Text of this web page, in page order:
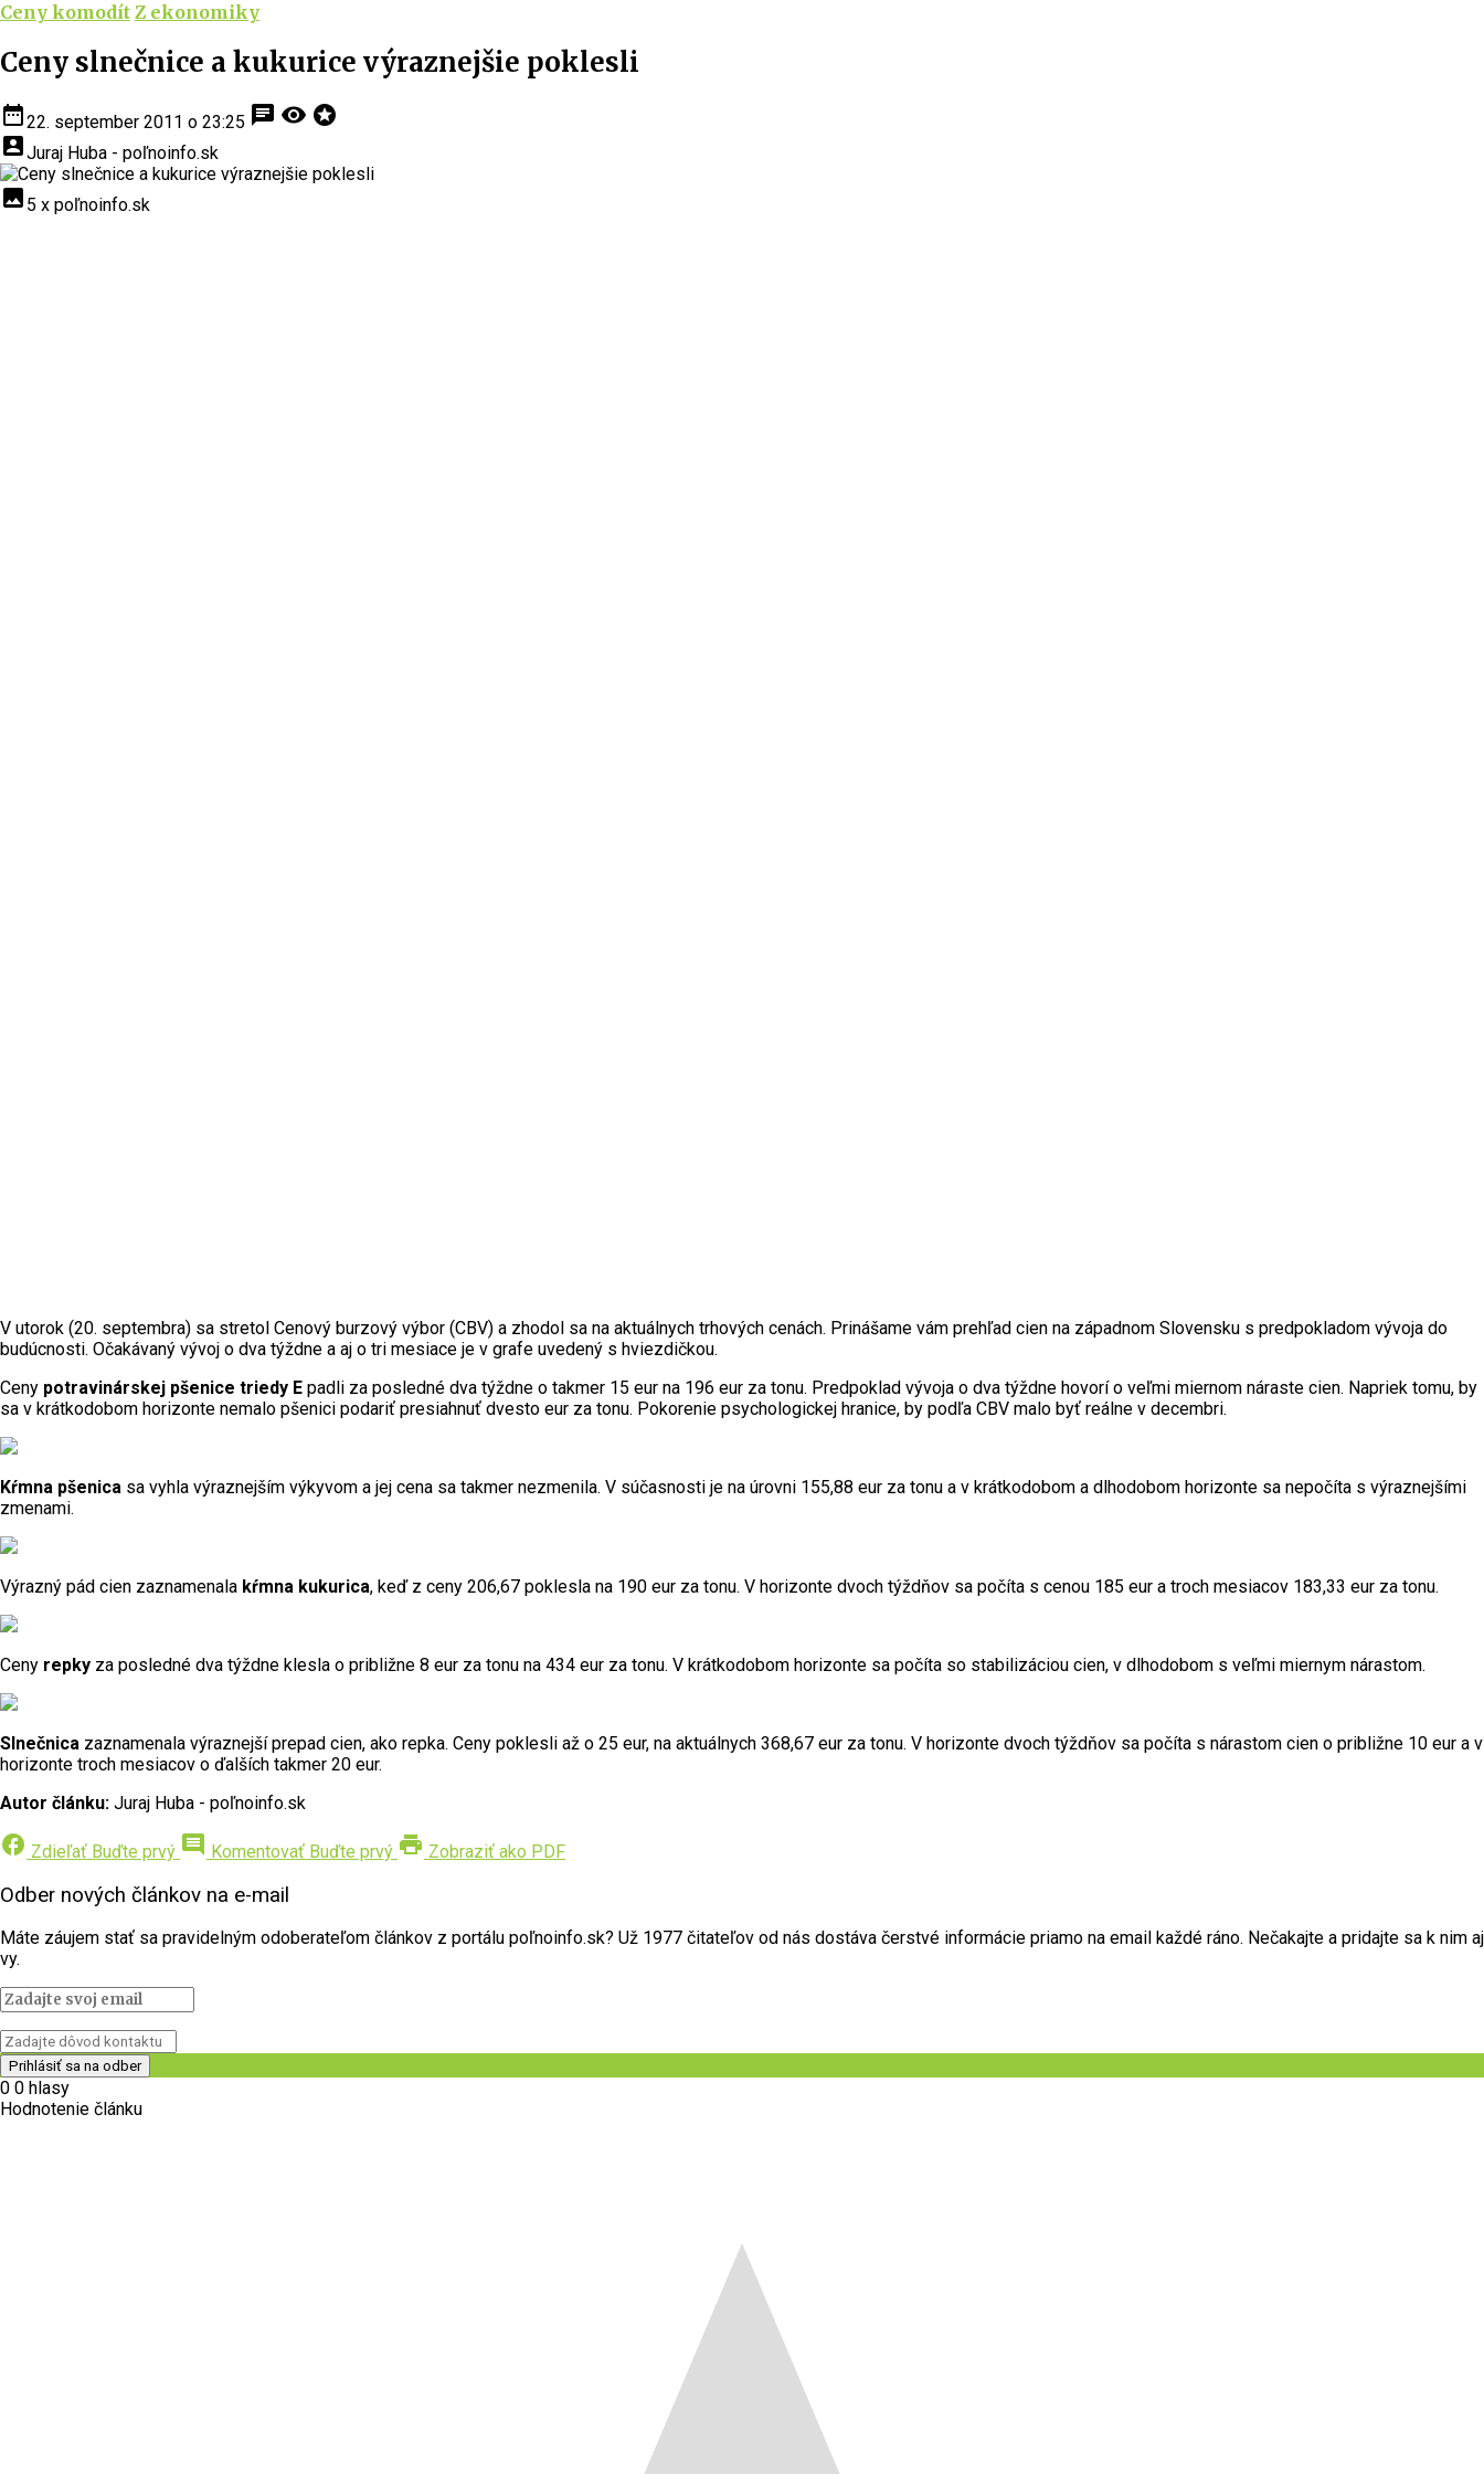
Ceny komodít Z ekonomiky
Ceny slnečnice a kukurice výraznejšie poklesli
date_range22. september 2011 o 23:25 chat visibility stars
account_boxJuraj Huba - poľnoinfo.sk
insert_photo 5 x poľnoinfo.sk
V utorok (20. septembra) sa stretol Cenový burzový výbor (CBV) a zhodol sa na aktuálnych trhových cenách. Prinášame vám prehľad cien na západnom Slovensku s predpokladom vývoja do
budúcnosti. Očakávaný vývoj o dva týždne a aj o tri mesiace je v grafe uvedený s hviezdičkou.
Ceny potravinárskej pšenice triedy E padli za posledné dva týždne o takmer 15 eur na 196 eur za tonu. Predpoklad vývoja o dva týždne hovorí o veľmi miernom náraste cien. Napriek tomu, by
sa v krátkodobom horizonte nemalo pšenici podariť presiahnuť dvesto eur za tonu. Pokorenie psychologickej hranice, by podľa CBV malo byť reálne v decembri.
Kŕmna pšenica sa vyhla výraznejším výkyvom a jej cena sa takmer nezmenila. V súčasnosti je na úrovni 155,88 eur za tonu a v krátkodobom a dlhodobom horizonte sa nepočíta s výraznejšími
zmenami.
Výrazný pád cien zaznamenala kŕmna kukurica, keď z ceny 206,67 poklesla na 190 eur za tonu. V horizonte dvoch týždňov sa počíta s cenou 185 eur a troch mesiacov 183,33 eur za tonu.
Ceny repky za posledné dva týždne klesla o približne 8 eur za tonu na 434 eur za tonu. V krátkodobom horizonte sa počíta so stabilizáciou cien, v dlhodobom s veľmi miernym nárastom.
Slnečnica zaznamenala výraznejší prepad cien, ako repka. Ceny poklesli až o 25 eur, na aktuálnych 368,67 eur za tonu. V horizonte dvoch týždňov sa počíta s nárastom cien o približne 10 eur a v
horizonte troch mesiacov o ďalších takmer 20 eur.
Autor článku: Juraj Huba - poľnoinfo.sk
facebook Zdieľať Buďte prvý comment Komentovať Buďte prvý print Zobraziť ako PDF
Odber nových článkov na e-mail
Máte záujem stať sa pravidelným odoberateľom článkov z portálu poľnoinfo.sk? Už 1977 čitateľov od nás dostáva čerstvé informácie priamo na email každé ráno. Nečakajte a pridajte sa k nim aj
vy.
0 0 hlasy
Hodnotenie článku